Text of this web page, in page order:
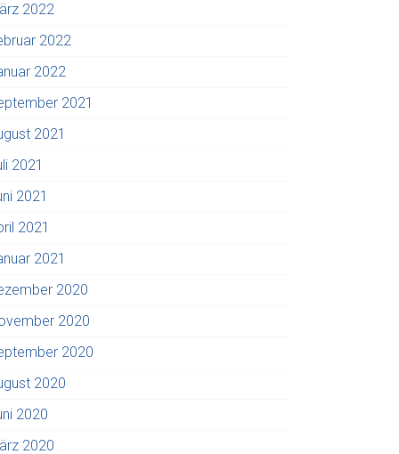
2022
2022
2022
2021
2021
2021
2021
2021
2021
2020
2020
2020
2020
2020
2020